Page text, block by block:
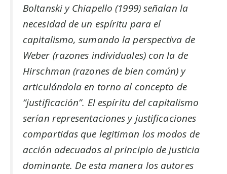
Boltanski y Chiapello (1999) señalan la
necesidad de un espíritu para el
capitalismo, sumando la perspectiva de
Weber (razones individuales) con la de
Hirschman (razones de bien común) y
articulándola en torno al concepto de
“justificación”. El espíritu del capitalismo
serían representaciones y justificaciones
compartidas que legitiman los modos de
acción adecuados al principio de justicia
dominante. De esta manera los autores